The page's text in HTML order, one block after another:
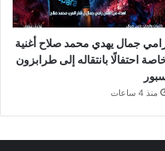
جمال يهدي محمد صلاح أغنية
احتفالًا بانتقاله إلى طرابزون
منذ 4 ساعات